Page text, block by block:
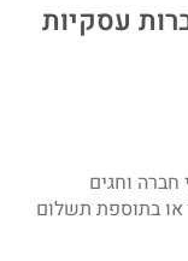
עסקיות
בתוספת תשלום